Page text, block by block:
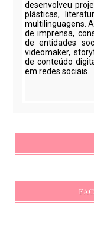
desenvolveu
plásticas,
multilinguagens.
de imprensa,
de entidades
videomaker,
de conteúdo
em redes sociais.